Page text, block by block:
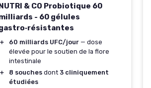
& CO Probiotique 60
- 60 gélules
＋ 60 milliards UFC/jour — dose
élevée pour le soutien de la flore
intestinale
＋
8 souches dont 3 cliniquement
étudiées